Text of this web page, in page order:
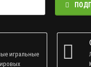
игральные